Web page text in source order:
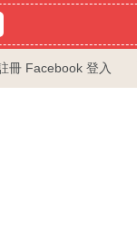
冊 Facebook 登入